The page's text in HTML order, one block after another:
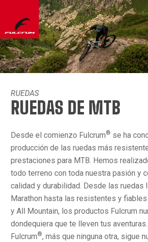
RUEDAS
RUEDAS DE MTB
Desde el comienzo Fulcrum® se ha
producción de las ruedas más
prestaciones para MTB. Hemos
todo terreno con toda nuestra pasión y
calidad y durabilidad. Desde las ruedas
Marathon hasta las resistentes y fiables
y All Mountain, los productos Fulcrum
dondequiera que te lleven tus
Fulcrum®, más que ninguna otra, sigue